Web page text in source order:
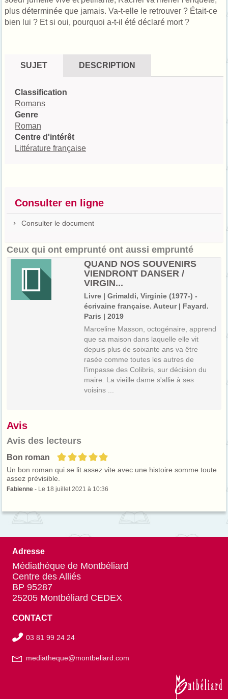
plus déterminée que jamais. Va-t-elle le retrouver ? Était-ce
bien lui ? Et si oui, pourquoi a-t-il été déclaré mort ?
SUJET DESCRIPTION
Classification
Romans
Genre
Roman
Centre d'intérêt
Littérature française
Consulter en ligne
Consulter le document
Ceux qui ont emprunté ont aussi emprunté
QUAND NOS SOUVENIRS
VIENDRONT DANSER /
VIRGIN...
Livre | Grimaldi, Virginie (1977-) -
écrivaine française. Auteur | Fayard.
Paris | 2019
Marceline Masson, octogénaire, apprend
que sa maison dans laquelle elle vit
depuis plus de soixante ans va être
rasée comme toutes les autres de
l'impasse des Colibris, sur décision du
maire. La vieille dame s'allie à ses
voisins ...
Avis
Avis des lecteurs
Bon roman 5/5
Un bon roman qui se lit assez vite avec une histoire somme toute
assez prévisible.
Fabienne - Le 18 juillet 2021 à 10:36
Adresse
Médiathèque de Montbéliard
Centre des Alliés
BP 95287
25205 Montbéliard CEDEX
CONTACT
03 81 99 24 24
mediatheque@montbeliard.com